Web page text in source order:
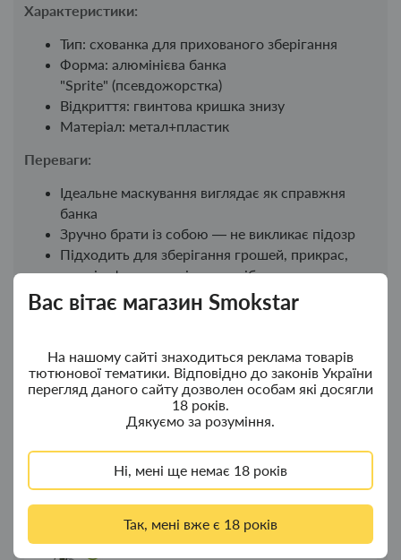
Вас вітає магазин Smokstar
На нашому сайті знаходиться реклама товарів
тютюнової тематики. Відповідно до законів України
перегляд даного сайту дозволен особам які досягли
18 років.
Дякуємо за розуміння.
Ні, мені ще немає 18 років
Так, мені вже є 18 років
Характеристики:
Тип: схованка для прихованого зберігання
Форма: алюмінієва банка
"Sprite" (псевдожорстка)
Відкриття: гвинтова кришка знизу
Матеріал: метал+пластик
Переваги:
Ідеальне маскування виглядає як справжня
банка
Зручно брати із собою — не викликає підозр
Підходить для зберігання грошей, прикрас,
ключів, флешок та інших дрібниць
Відмінний подарунок або елемент домашнього
сейфа
Новинки Топ продажу
380.00грн.
Ковпак для водного "Граната Ф1" - ковпак